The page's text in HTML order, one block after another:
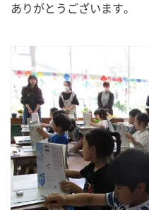
ありがとうございます。